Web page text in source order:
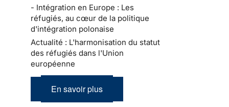
- Intégration en Europe : Les
réfugiés, au cœur de la politique
d'intégration polonaise
Actualité : L'harmonisation du statut
des réfugiés dans l'Union
européenne
En savoir plus